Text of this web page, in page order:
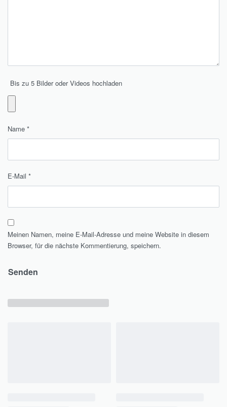
Bis zu 5 Bilder oder Videos hochladen
Name *
E-Mail *
Meinen Namen, meine E-Mail-Adresse und meine Website in diesem
Browser, für die nächste Kommentierung, speichern.